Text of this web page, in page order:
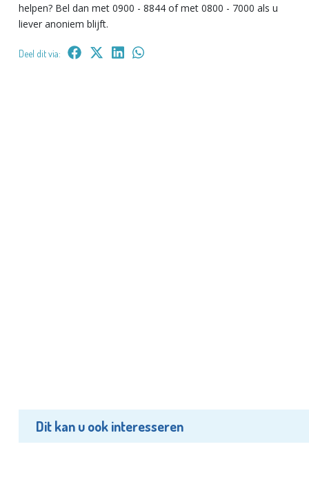
helpen? Bel dan met 0900 - 8844 of met 0800 - 7000 als u
liever anoniem blijft.
Deel dit via:
Dit kan u ook interesseren